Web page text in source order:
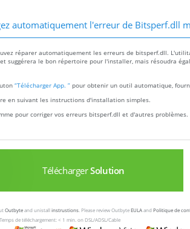
automatiquement l'erreur de Bitsperf.dll
réparer automatiquement les erreurs de bitsperf.dll.
suggérera le bon répertoire pour l'installer, mais résoudra
“Télécharger App. ” pour obtenir un outil automatique,
en suivant les instructions d'installation simples.
pour corriger vos erreurs bitsperf.dll et d'autres problèmes.
TéléchargerSolution
Outbyteand unistallinstrustions . Please review OutbyteEULAandPolitique de
de téléchargement: < 1 min. on DSL/ADSL/Cable